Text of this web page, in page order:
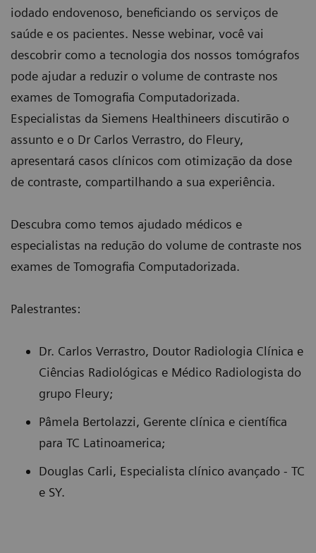
iodado endovenoso, beneficiando os serviços de
saúde e os pacientes. Nesse webinar, você vai
descobrir como a tecnologia dos nossos tomógrafos
pode ajudar a reduzir o volume de contraste nos
exames de Tomografia Computadorizada.
Especialistas da Siemens Healthineers discutirão o
assunto e o Dr Carlos Verrastro, do Fleury,
apresentará casos clínicos com otimização da dose
de contraste, compartilhando a sua experiência.
Descubra como temos ajudado médicos e
especialistas na redução do volume de contraste nos
exames de Tomografia Computadorizada.
Palestrantes:
Dr. Carlos Verrastro, Doutor Radiologia Clínica e
Ciências Radiológicas e Médico Radiologista do
grupo Fleury;
Pâmela Bertolazzi, Gerente clínica e científica
para TC Latinoamerica;
Douglas Carli, Especialista clínico avançado - TC
e SY.